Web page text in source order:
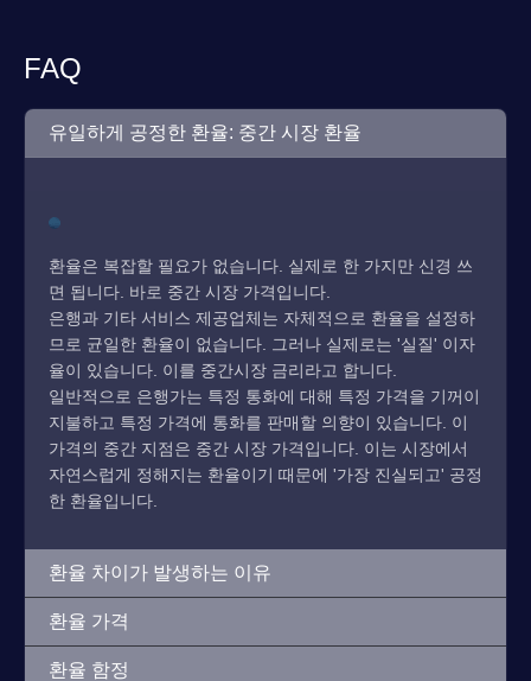
FAQ
유일하게 공정한 환율: 중간 시장 환율
환율은 복잡할 필요가 없습니다. 실제로 한 가지만 신경 쓰
면 됩니다. 바로 중간 시장 가격입니다.
은행과 기타 서비스 제공업체는 자체적으로 환율을 설정하
므로 균일한 환율이 없습니다. 그러나 실제로는 '실질' 이자
율이 있습니다. 이를 중간시장 금리라고 합니다.
일반적으로 은행가는 특정 통화에 대해 특정 가격을 기꺼이
지불하고 특정 가격에 통화를 판매할 의향이 있습니다. 이
가격의 중간 지점은 중간 시장 가격입니다. 이는 시장에서
자연스럽게 정해지는 환율이기 때문에 '가장 진실되고' 공정
한 환율입니다.
환율 차이가 발생하는 이유
환율 가격
환율 함정